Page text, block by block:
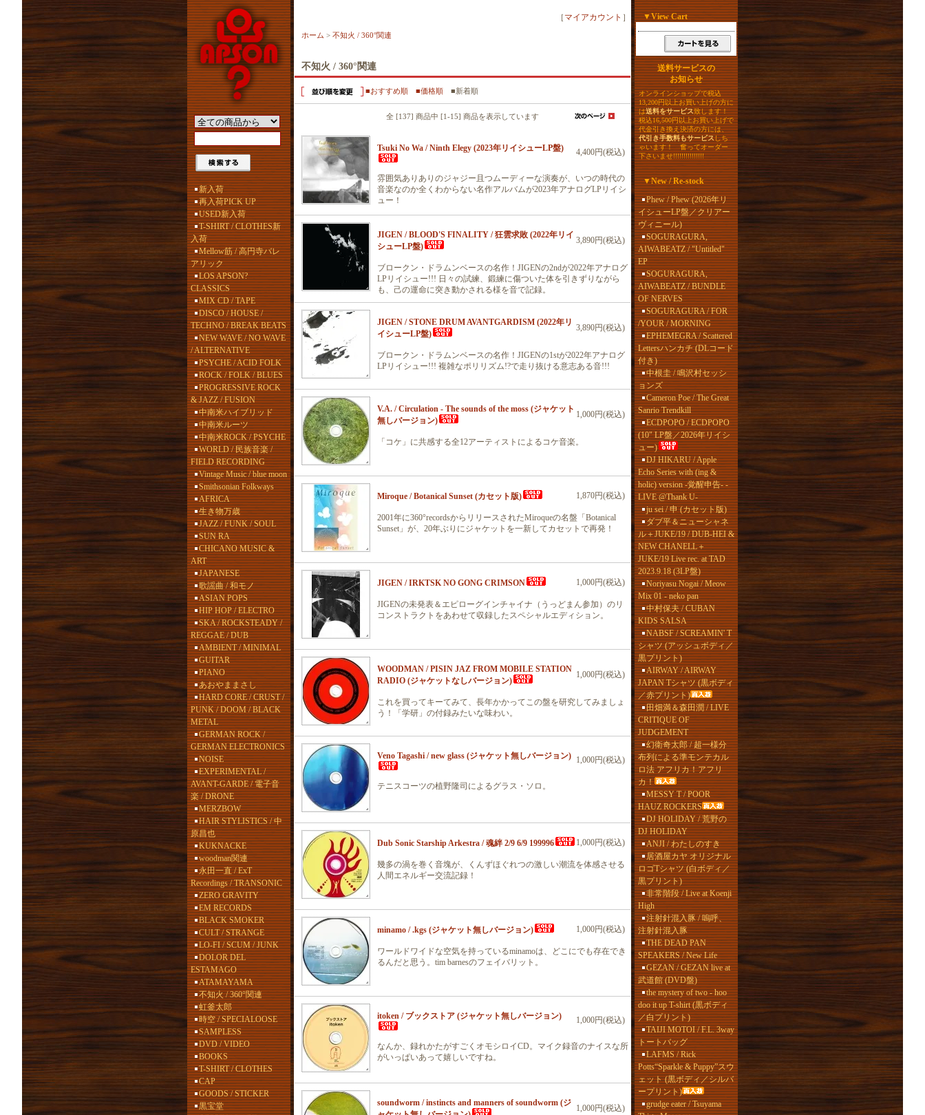
新入荷
再入荷PICK UP
USED新入荷
T-SHIRT / CLOTHES新
入荷
Mellow筋 / 高円寺バレ
アリック
LOS APSON?
CLASSICS
MIX CD / TAPE
DISCO / HOUSE /
TECHNO / BREAK BEATS
NEW WAVE / NO WAVE
/ ALTERNATIVE
PSYCHE / ACID FOLK
ROCK / FOLK / BLUES
PROGRESSIVE ROCK
& JAZZ / FUSION
中南米ハイブリッド
中南米ルーツ
中南米ROCK / PSYCHE
WORLD / 民族音楽 /
FIELD RECORDING
Vintage Music / blue moon
Smithsonian Folkways
AFRICA
生き物万歳
JAZZ / FUNK / SOUL
SUN RA
CHICANO MUSIC &
ART
JAPANESE
歌謡曲 / 和モノ
ASIAN POPS
HIP HOP / ELECTRO
SKA / ROCKSTEADY /
REGGAE / DUB
AMBIENT / MINIMAL
GUITAR
PIANO
あおやままさし
HARD CORE / CRUST /
PUNK / DOOM / BLACK
METAL
GERMAN ROCK /
GERMAN ELECTRONICS
NOISE
EXPERIMENTAL /
AVANT-GARDE / 電子音
楽 / DRONE
MERZBOW
HAIR STYLISTICS / 中
原昌也
KUKNACKE
woodman関連
永田一直 / ExT
Recordings / TRANSONIC
ZERO GRAVITY
EM RECORDS
BLACK SMOKER
CULT / STRANGE
LO-FI / SCUM / JUNK
DOLOR DEL
ESTAMAGO
ATAMAYAMA
不知火 / 360°関連
虹釜太郎
時空 / SPECIALOOSE
SAMPLESS
DVD / VIDEO
BOOKS
T-SHIRT / CLOTHES
CAP
GOODS / STICKER
黒宝堂
［ マイアカウント ］
ホーム > 不知火 / 360°関連
不知火 / 360°関連
■おすすめ順 ■価格順 ■新着順
全 [137] 商品中 [1-15] 商品を表示しています
Tsuki No Wa / Ninth Elegy (2023年リイシューLP盤) 4,400円(税込)
雰囲気ありありのジャジー且つムーディーな演奏が、いつの時代の
音楽なのか全くわからない名作アルバムが2023年アナログLPリイシ
ュー！
JIGEN / BLOOD'S FINALITY / 狂雲求敗 (2022年リイ
シューLP盤)
3,890円(税込)
ブロークン・ドラムンベースの名作！JIGENの2ndが2022年アナログ
LPリイシュー!!! 日々の試練、鍛練に傷ついた体を引きずりながら
も、己の運命に突き動かされる様を音で記録。
JIGEN / STONE DRUM AVANTGARDISM (2022年リ
イシューLP盤)
3,890円(税込)
ブロークン・ドラムンベースの名作！JIGENの1stが2022年アナログ
LPリイシュー!!! 複雑なポリリズム!?で走り抜ける意志ある音!!!
V.A. / Circulation - The sounds of the moss (ジャケット
無しバージョン)
1,000円(税込)
「コケ」に共感する全12アーティストによるコケ音楽。
Miroque / Botanical Sunset (カセット版) 1,870円(税込)
2001年に360°recordsからリリースされたMiroqueの名盤「Botanical
Sunset」が、20年ぶりにジャケットを一新してカセットで再発！
JIGEN / IRKTSK NO GONG CRIMSON 1,000円(税込)
JIGENの未発表＆エピローグインチャイナ（うっどまん参加）のリ
コンストラクトをあわせて収録したスペシャルエディション。
WOODMAN / PISIN JAZ FROM MOBILE STATION
RADIO (ジャケットなしバージョン)
1,000円(税込)
これを買ってキーてみて、長年かかってこの盤を研究してみましょ
う！「学研」の付録みたいな味わい。
Veno Tagashi / new glass (ジャケット無しバージョン) 1,000円(税込)
テニスコーツの植野隆司によるグラス・ソロ。
Dub Sonic Starship Arkestra / 魂絆 2/9 6/9 199996 1,000円(税込)
幾多の渦を巻く音塊が、くんずほぐれつの激しい潮流を体感させる
人間エネルギー交流記録！
minamo / .kgs (ジャケット無しバージョン) 1,000円(税込)
ワールドワイドな空気を持っているminamoは、どこにでも存在でき
るんだと思う。tim barnesのフェイバリット。
itoken / ブックストア (ジャケット無しバージョン) 1,000円(税込)
なんか、録れかたがすごくオモシロイCD。マイク録音のナイスな所
がいっぱいあって嬉しいですね。
soundworm / instincts and manners of soundworm (ジ
1,000円(税込)
▼View Cart
送料サービスの
お知らせ
オンラインショップで税込
13,200円以上お買い上げの方に
は送料をサービス致します！
税込16,500円以上お買い上げで
代金引き換え決済の方には、
代引き手数料もサービスしち
ゃいます！ 奮ってオーダー
下さいませ!!!!!!!!!!!!!!!
▼New / Re-stock
Phew / Phew (2026年リ
イシューLP盤／クリアー
ヴィニール)
SOGURAGURA,
AIWABEATZ / "Untitled"
EP
SOGURAGURA,
AIWABEATZ / BUNDLE
OF NERVES
SOGURAGURA / FOR
/YOUR / MORNING
EPHEMEGRA / Scattered
Lettersハンカチ (DLコード
付き)
中根圭 / 鳴沢村セッシ
ョンズ
Cameron Poe / The Great
Sanrio Trendkill
ECDPOPO / ECDPOPO
(10" LP盤／2026年リイシ
ュー)
DJ HIKARU / Apple
Echo Series with (ing &
holic) version -覚醒申告- -
LIVE @Thank U-
ju sei / 申 (カセット版)
ダブ平＆ニューシャネ
ル＋JUKE/19 / DUB-HEI &
NEW CHANELL＋
JUKE/19 Live rec. at TAD
2023.9.18 (3LP盤)
Noriyasu Nogai / Meow
Mix 01 - neko pan
中村保夫 / CUBAN
KIDS SALSA
NABSF / SCREAMIN' T
シャツ (アッシュボディ／
黒プリント)
AIRWAY / AIRWAY
JAPAN Tシャツ (黒ボディ
／赤プリント)
田畑満＆森田潤 / LIVE
CRITIQUE OF
JUDGEMENT
幻衛奇太郎 / 超一様分
布列による準モンテカル
ロ法 アフリカ！アフリ
カ！
MESSY T / POOR
HAUZ ROCKERS
DJ HOLIDAY / 荒野の
DJ HOLIDAY
ANJI / わたしのすき
居酒屋カヤ オリジナル
ロゴTシャツ (白ボディ／
黒プリント)
非常階段 / Live at Koenji
High
注射針混入豚 / 嗚呼、
注射針混入豚
THE DEAD PAN
SPEAKERS / New Life
GEZAN / GEZAN live at
武道館 (DVD盤)
the mystery of two - hoo
doo it up T-shirt (黒ボディ
／白プリント)
TAIJI MOTOI / F.L. 3way
トートバッグ
LAFMS / Rick
Potts“Sparkle & Puppy”スウ
ェット (黒ボディ／シルバ
ープリント)
grudge eater / Tsuyama